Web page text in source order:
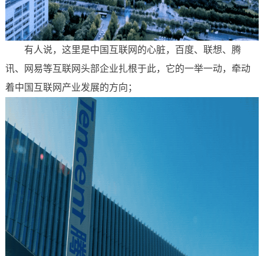
有人说，这里是中国互联网的心脏，百度、联想、腾
讯、网易等互联网头部企业扎根于此，它的一举一动，牵动
着中国互联网产业发展的方向；